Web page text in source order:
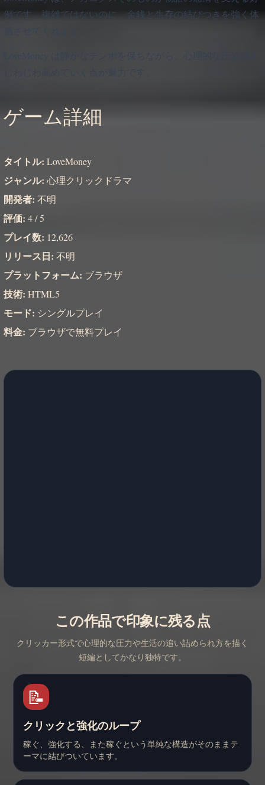
例です。複雑ではないのに、金銭と生存の結びつきを強く体
ゲーム詳細
タイトル: LoveMoney
ジャンル: 心理クリックドラマ
開発者: 不明
評価: 4 / 5
プレイ数: 12,626
リリース日: 不明
プラットフォーム: ブラウザ
技術: HTML5
モード: シングルプレイ
料金: ブラウザで無料プレイ
この作品で印象に残る点
クリッカー形式で心理的な圧力や生活の追い詰められ方を描く
短編としてかなり独特です。
📝
クリックと強化のループ
稼ぐ、強化する、また稼ぐという単純な構造がそのままテ
ーマに結びついています。